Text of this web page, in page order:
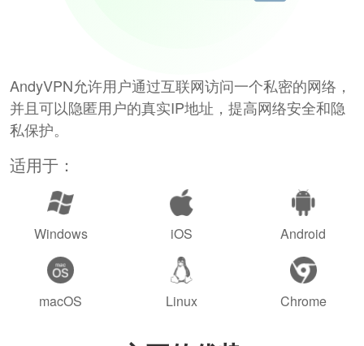
AndyVPN允许用户通过互联网访问一个私密的网络，
并且可以隐匿用户的真实IP地址，提高网络安全和隐
私保护。
适用于：
Windows iOS Android
macOS Linux Chrome